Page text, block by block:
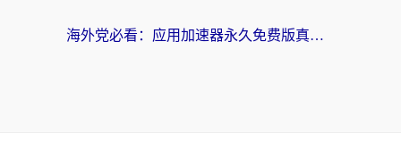
海外党必看：应用加速器永久免费版真的靠谱吗？教你选对回国加速器无缝刷国内资源